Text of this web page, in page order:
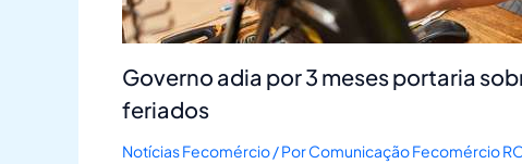
Governo adia por 3 meses portaria
feriados
Notícias Fecomércio/ PorComunicação Fecomércio